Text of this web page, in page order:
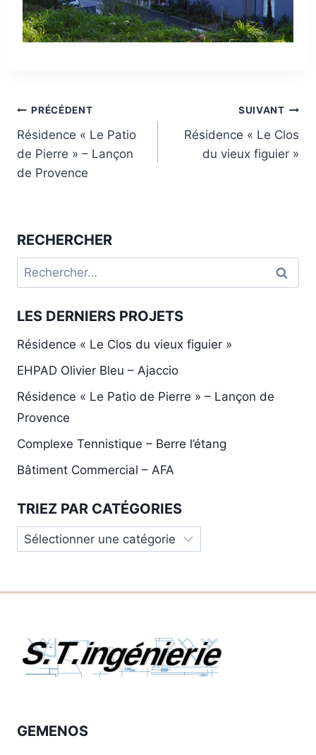
Navigation
de
l’article
PRÉCÉDENT
Résidence « Le Patio
de Pierre » – Lançon
de Provence
SUIVANT
Résidence « Le Clos
du vieux figuier »
RECHERCHER
Rechercher :
LES DERNIERS PROJETS
Résidence « Le Clos du vieux figuier »
EHPAD Olivier Bleu – Ajaccio
Résidence « Le Patio de Pierre » – Lançon de
Provence
Complexe Tennistique – Berre l’étang
Bâtiment Commercial – AFA
TRIEZ PAR CATÉGORIES
Triez
par
GEMENOS